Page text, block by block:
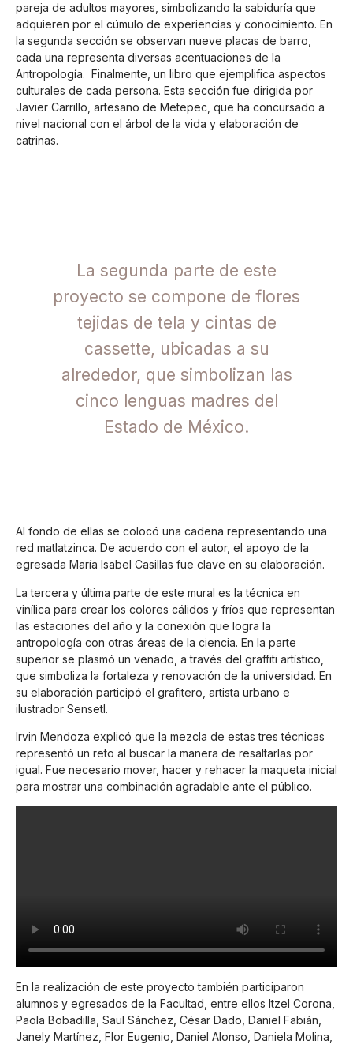
pareja de adultos mayores, simbolizando la sabiduría que
adquieren por el cúmulo de experiencias y conocimiento. En
la segunda sección se observan nueve placas de barro,
cada una representa diversas acentuaciones de la
Antropología. Finalmente, un libro que ejemplifica aspectos
culturales de cada persona. Esta sección fue dirigida por
Javier Carrillo, artesano de Metepec, que ha concursado a
nivel nacional con el árbol de la vida y elaboración de
catrinas.
La segunda parte de este
proyecto se compone de flores
tejidas de tela y cintas de
cassette, ubicadas a su
alrededor, que simbolizan las
cinco lenguas madres del
Estado de México.
Al fondo de ellas se colocó una cadena representando una
red matlatzinca. De acuerdo con el autor, el apoyo de la
egresada María Isabel Casillas fue clave en su elaboración.
La tercera y última parte de este mural es la técnica en
vinílica para crear los colores cálidos y fríos que representan
las estaciones del año y la conexión que logra la
antropología con otras áreas de la ciencia. En la parte
superior se plasmó un venado, a través del graffiti artístico,
que simboliza la fortaleza y renovación de la universidad. En
su elaboración participó el grafitero, artista urbano e
ilustrador Sensetl.
Irvin Mendoza explicó que la mezcla de estas tres técnicas
representó un reto al buscar la manera de resaltarlas por
igual. Fue necesario mover, hacer y rehacer la maqueta inicial
para mostrar una combinación agradable ante el público.
En la realización de este proyecto también participaron
alumnos y egresados de la Facultad, entre ellos Itzel Corona,
Paola Bobadilla, Saul Sánchez, César Dado, Daniel Fabián,
Janely Martínez, Flor Eugenio, Daniel Alonso, Daniela Molina,